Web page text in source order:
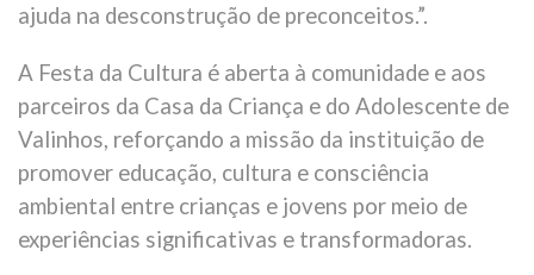
ajuda na desconstrução de preconceitos.”.
A Festa da Cultura é aberta à comunidade e aos
parceiros da Casa da Criança e do Adolescente de
Valinhos, reforçando a missão da instituição de
promover educação, cultura e consciência
ambiental entre crianças e jovens por meio de
experiências significativas e transformadoras.